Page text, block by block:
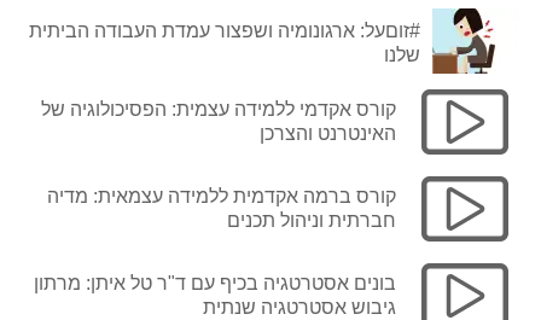
#זוםעל: ארגונומיה ושפצור עמדת העבודה הביתית
שלנו
קורס אקדמי ללמידה עצמית: הפסיכולוגיה של
האינטרנט והצרכן
קורס ברמה אקדמית ללמידה עצמאית: מדיה
חברתית וניהול תכנים
בונים אסטרטגיה בכיף עם ד"ר טל איתן: מרתון
גיבוש אסטרטגיה שנתית